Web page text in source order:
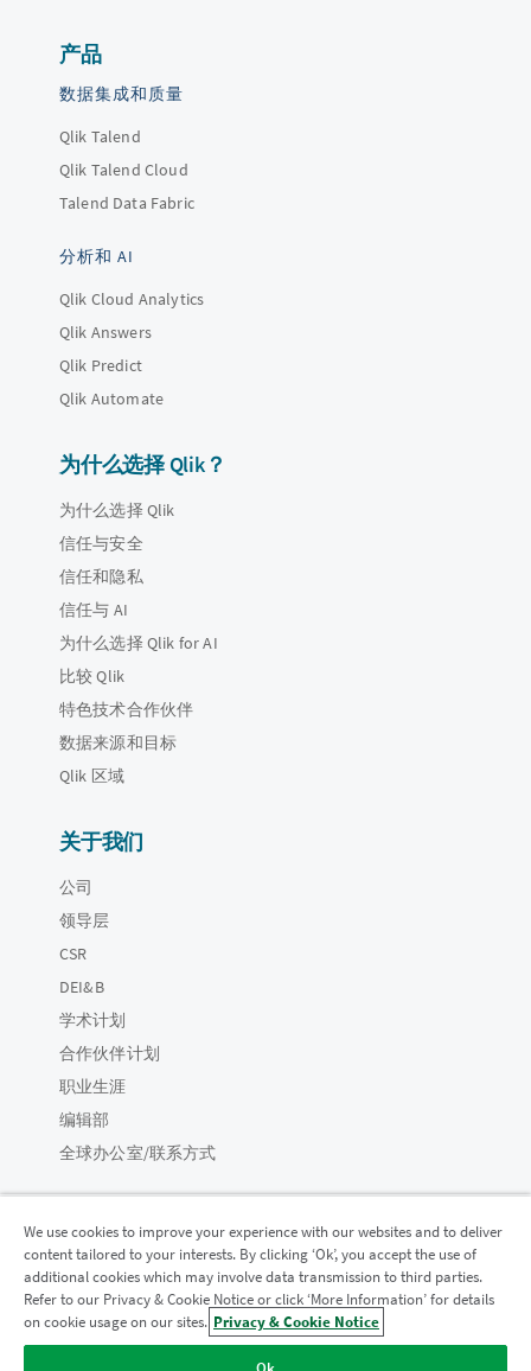
产品
数据集成和质量
Qlik Talend
Qlik Talend Cloud
Talend Data Fabric
分析和 AI
Qlik Cloud Analytics
Qlik Answers
Qlik Predict
Qlik Automate
为什么选择 Qlik？
为什么选择 Qlik
信任与安全
信任和隐私
信任与 AI
为什么选择 Qlik for AI
比较 Qlik
特色技术合作伙伴
数据来源和目标
Qlik 区域
关于我们
公司
领导层
CSR
DEI&B
学术计划
合作伙伴计划
职业生涯
编辑部
全球办公室/联系方式
Qlik 社区
法律协议 产品条款 Legal Policies
法律条规
We use cookies to improve your experience with our websites and to deliver
content tailored to your interests. By clicking ‘Ok’, you accept the use of
additional cookies which may involve data transmission to third parties.
Refer to our Privacy & Cookie Notice or click ‘More Information’ for details
on cookie usage on our sites. Privacy & Cookie Notice